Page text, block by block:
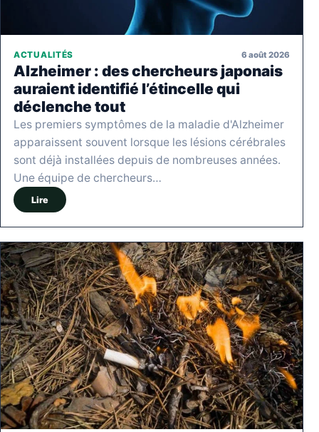
ACTUALITÉS 6 août 2026
Alzheimer : des chercheurs japonais
auraient identifié l’étincelle qui
déclenche tout
Les premiers symptômes de la maladie d'Alzheimer
apparaissent souvent lorsque les lésions cérébrales
sont déjà installées depuis de nombreuses années.
Une équipe de chercheurs…
Lire